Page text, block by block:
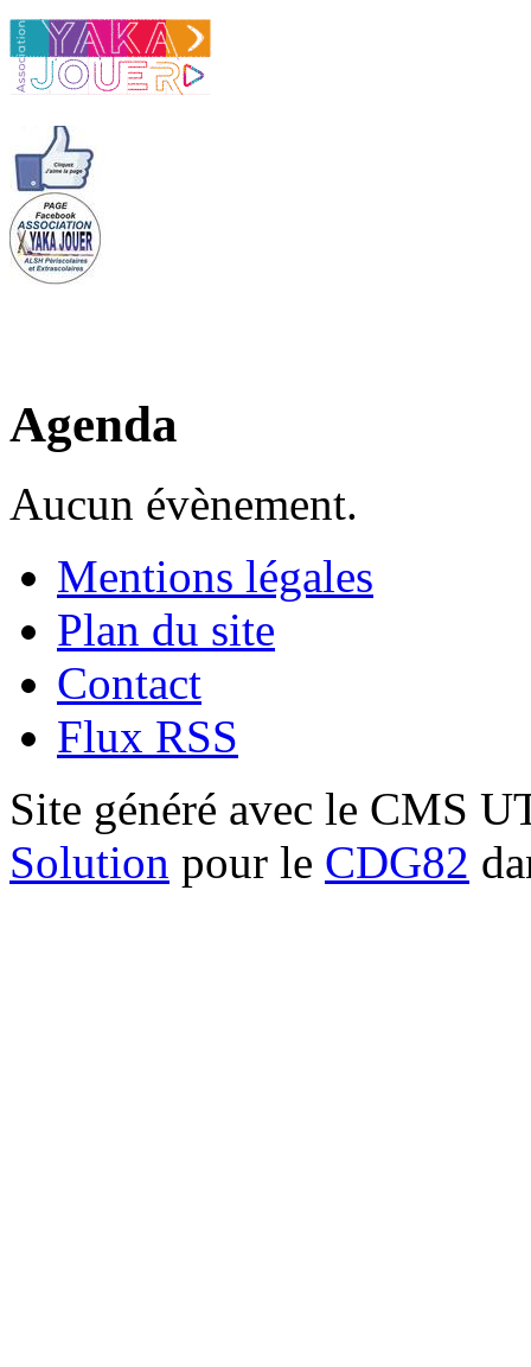
Agenda
Aucun évènement.
Mentions légales
Plan du site
Contact
Flux RSS
Site généré avec le CMS
Solution pour le CDG82